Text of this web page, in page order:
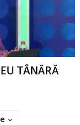
TÂNĂRĂ